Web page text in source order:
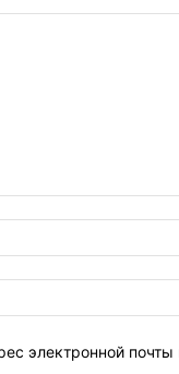
электронной